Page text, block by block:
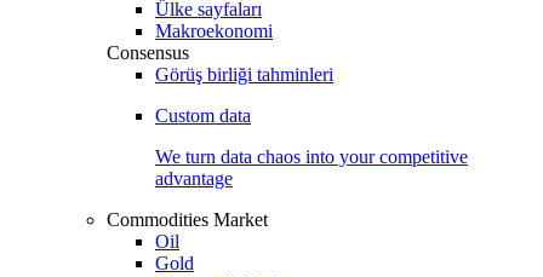
Ülke sayfaları
Makroekonomi
Consensus
Görüş birliği tahminleri
Custom data
We turn data chaos into your competitive
advantage
Commodities Market
Oil
Gold